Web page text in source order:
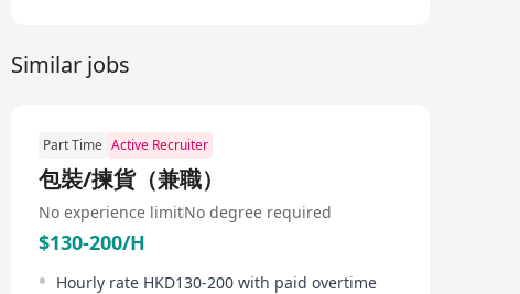
Similar jobs
Part Time Active Recruiter
包裝/揀貨（兼職）
No experience limitNo degree required
$130-200/H
Hourly rate HKD130-200 with paid overtime